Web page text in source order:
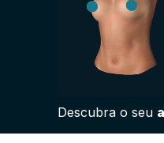
Página inicial para
Plataforma 3D de
Planos
Descubra o seu